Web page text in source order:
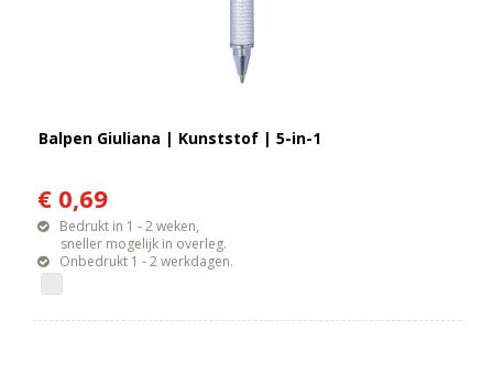
Balpen Giuliana | Kunststof | 5-in-1
€ 0,69
Bedrukt in 1 - 2 weken,
sneller mogelijk in overleg.
Onbedrukt 1 - 2 werkdagen.